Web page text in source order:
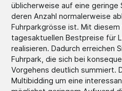
üblicherweise auf eine geringe
deren Anzahl normalerweise
Fuhrparkgrösse ist. Mit
tagesaktuellen Bestpreise für
realisieren. Dadurch erreichen
Fuhrpark, die sich bei
Vorgehens deutlich summiert.
Multibidding um eine